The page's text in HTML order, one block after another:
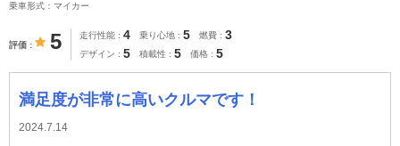
乗車形式：マイカー
評価 5 走行性能 4 乗り心地 5 燃費 3
デザイン 5 積載性 5 価格 5
満足度が非常に高いクルマです！
2024.7.14